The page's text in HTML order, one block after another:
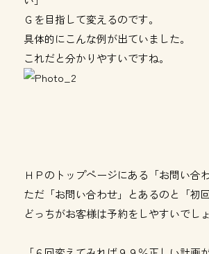
Ｇを目指して変えるのです。
具体的にこんな例が出ていました。
これだと分かりやすいですね。
ＨＰのトップページにある「お問い合
ただ「お問い合わせ」とあるのと「初
どっちがお客様は予約をしやすいでしょ